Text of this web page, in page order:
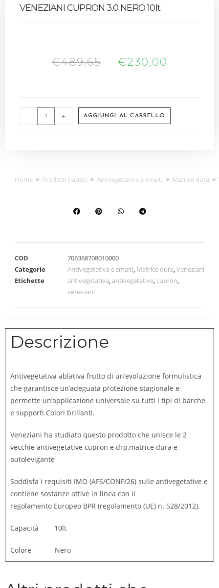
VENEZIANI CUPRON 3.0 NERO 10lt
€489,65 €230,00
- + AGGIUNGI AL CARRELLO
Home > Prodotti nautici > Antivegetativa e smalti > Matrice dura >
COD
706368708010000
Categorie
Antivegetativa e smalti, Matrice dura,Veneziani
Etichette
antivegetativa,antivegetative, cupron,
veneziani
Descrizione
Antivegetativa ablativa frutto di un’evoluzione formulistica
che garantisce un’adeguata protezione stagionale e
permette un’applicazione universale su tutti i tipi di barche
e supporti.Colori brillanti.
Veneziani ha studiato questo prodotto che unisce le 2
vecchie antivegetative cupron e drp,matrice dura e
autolevigante
Soddisfa i requisiti IMO (AFS/CONF/26) sulle antivegetative e
contiene sostanze attive in linea con il
regolamento Europeo BPR (regolamento (UE) n. 528/2012).
Capacità 10lt
Colore Nero